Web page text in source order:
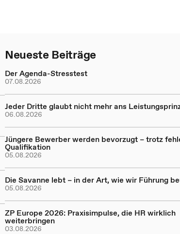
Neueste Beiträge
Der Agenda-Stresstest
07.08.2026
Jeder Dritte glaubt nicht mehr ans
06.08.2026
Jüngere Bewerber werden bevorzugt – trotz
Qualifikation
05.08.2026
Die Savanne lebt – in der Art, wie wir Führung
05.08.2026
ZP Europe 2026: Praxisimpulse, die HR wirklich
weiterbringen
03.08.2026